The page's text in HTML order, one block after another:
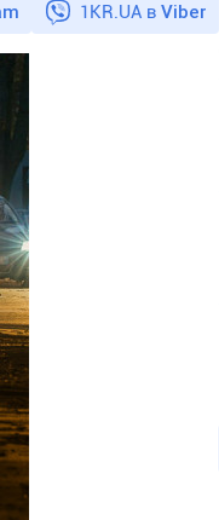
1KR.UA в Viber